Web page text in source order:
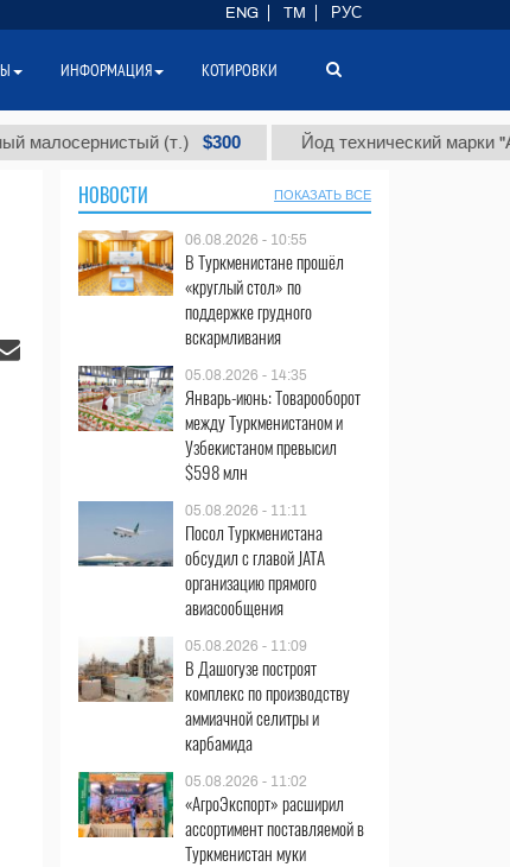
(т.) $300 Йод технический марки "А" (т.)
НОВОСТИ ПОКАЗАТЬ ВСЕ
06.08.2026 - 10:55
В Туркменистане прошёл
«круглый стол» по
поддержке грудного
вскармливания
05.08.2026 - 14:35
Январь-июнь: Товарооборот
между Туркменистаном и
Узбекистаном превысил
$598 млн
05.08.2026 - 11:11
Посол Туркменистана
обсудил с главой JATA
организацию прямого
авиасообщения
05.08.2026 - 11:09
В Дашогузе построят
комплекс по производству
аммиачной селитры и
карбамида
05.08.2026 - 11:02
«АгроЭкспорт» расширил
ассортимент поставляемой в
Туркменистан муки
ENG TM РУС
ИНФОРМАЦИЯ КОТИРОВКИ